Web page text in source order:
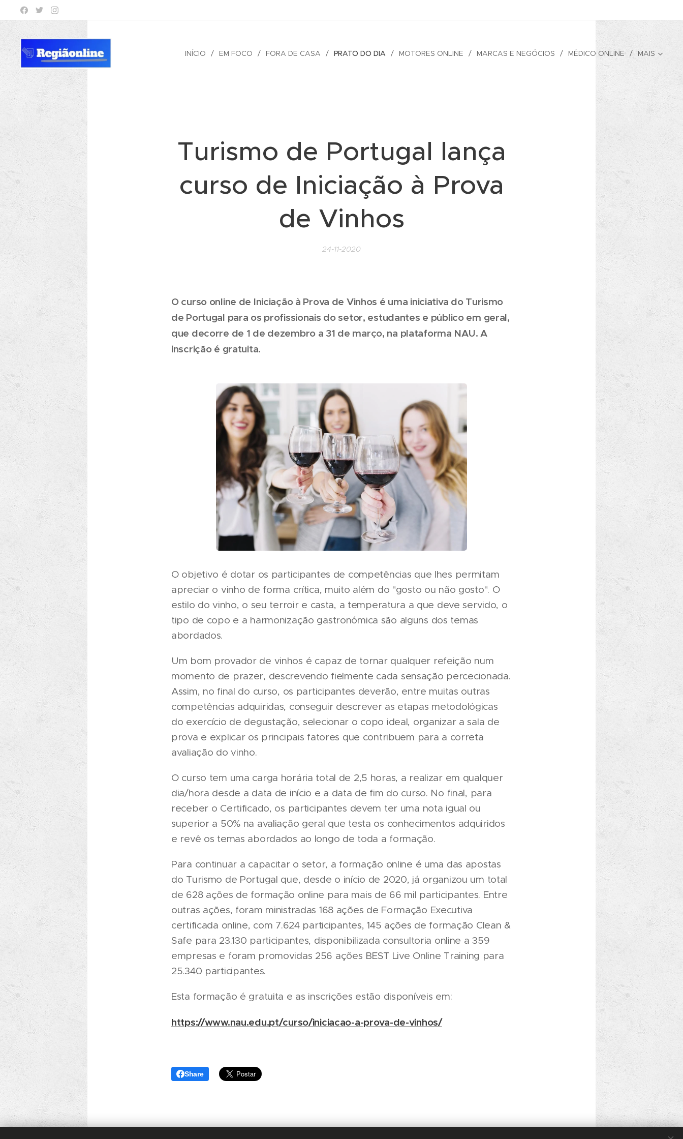
INÍCIO EM FOCO FORA DE CASA PRATO DO DIA MOTORES ONLINE MARCAS E NEGÓCIOS MÉDICO ONLINE MAIS
Turismo de Portugal lança
curso de Iniciação à Prova
de Vinhos
24-11-2020
O curso online de Iniciação à Prova de Vinhos é uma iniciativa do Turismo
de Portugal para os profissionais do setor, estudantes e público em geral,
que decorre de 1 de dezembro a 31 de março, na plataforma NAU. A
inscrição é gratuita.
O objetivo é dotar os participantes de competências que lhes permitam
apreciar o vinho de forma crítica, muito além do "gosto ou não gosto". O
estilo do vinho, o seu terroir e casta, a temperatura a que deve servido, o
tipo de copo e a harmonização gastronómica são alguns dos temas
abordados.
Um bom provador de vinhos é capaz de tornar qualquer refeição num
momento de prazer, descrevendo fielmente cada sensação percecionada.
Assim, no final do curso, os participantes deverão, entre muitas outras
competências adquiridas, conseguir descrever as etapas metodológicas
do exercício de degustação, selecionar o copo ideal, organizar a sala de
prova e explicar os principais fatores que contribuem para a correta
avaliação do vinho.
O curso tem uma carga horária total de 2,5 horas, a realizar em qualquer
dia/hora desde a data de início e a data de fim do curso. No final, para
receber o Certificado, os participantes devem ter uma nota igual ou
superior a 50% na avaliação geral que testa os conhecimentos adquiridos
e revê os temas abordados ao longo de toda a formação.
Para continuar a capacitar o setor, a formação online é uma das apostas
do Turismo de Portugal que, desde o início de 2020, já organizou um total
de 628 ações de formação online para mais de 66 mil participantes. Entre
outras ações, foram ministradas 168 ações de Formação Executiva
certificada online, com 7.624 participantes, 145 ações de formação Clean &
Safe para 23.130 participantes, disponibilizada consultoria online a 359
empresas e foram promovidas 256 ações BEST Live Online Training para
25.340 participantes.
Esta formação é gratuita e as inscrições estão disponíveis em:
https://www.nau.edu.pt/curso/iniciacao-a-prova-de-vinhos/
Share